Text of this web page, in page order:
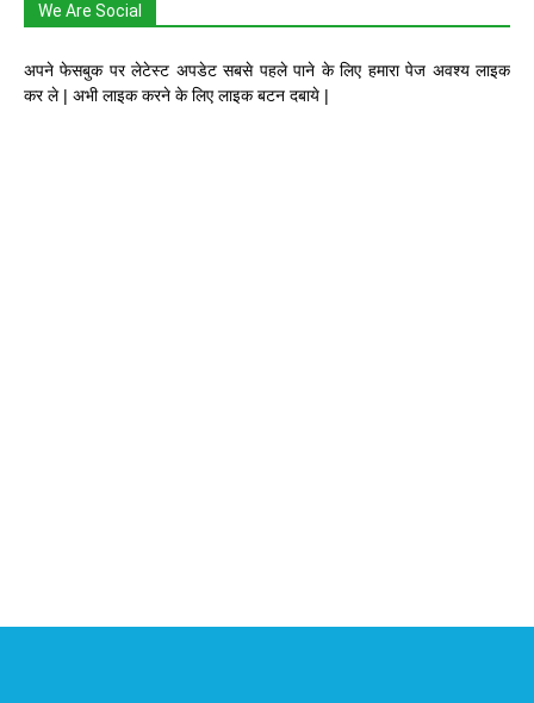
We Are Social
अपने फेसबुक पर लेटेस्ट अपडेट सबसे पहले पाने के लिए हमारा पेज अवश्य लाइक
कर ले | अभी लाइक करने के लिए लाइक बटन दबाये |